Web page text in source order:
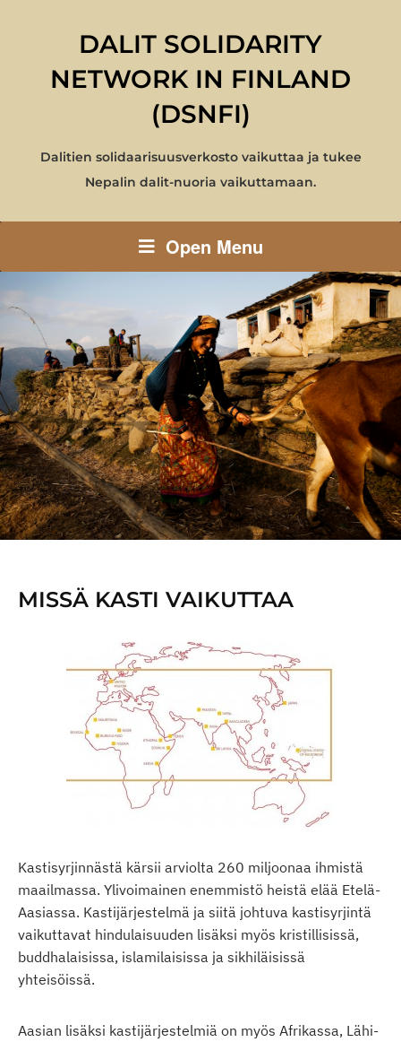
DALIT SOLIDARITY
NETWORK IN FINLAND
(DSNFI)
Dalitien solidaarisuusverkosto vaikuttaa ja tukee
Nepalin dalit-nuoria vaikuttamaan.
Open Menu
MISSÄ KASTI VAIKUTTAA
Kastisyrjinnästä kärsii arviolta 260 miljoonaa ihmistä
maailmassa. Ylivoimainen enemmistö heistä elää Etelä-
Aasiassa. Kastijärjestelmä ja siitä johtuva kastisyrjintä
vaikuttavat hindulaisuuden lisäksi myös kristillisissä,
buddhalaisissa, islamilaisissa ja sikhiläisissä
yhteisöissä.
Aasian lisäksi kastijärjestelmiä on myös Afrikassa, Lähi-